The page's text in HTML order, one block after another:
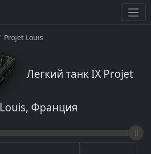
Projet Louis
Легкий танк IX Projet
Louis, Франция